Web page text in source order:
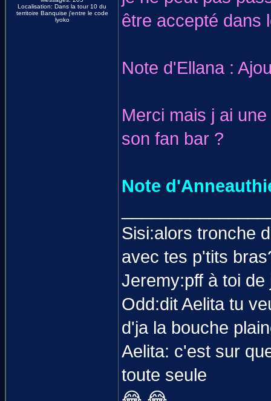
Localisation: Dans la tour 10 du
territoire Banquise j'entre le code
lyoko
être accepté dans
Note d'Ellana :
Merci mais j ai
son fan bar ?
Note
Sisi:alors tronche
avec tes p'tits
Jeremy:pff à toi de
Odd:dit Aelita tu
d'ja la bouche
Aelita: c'est sur
toute seule